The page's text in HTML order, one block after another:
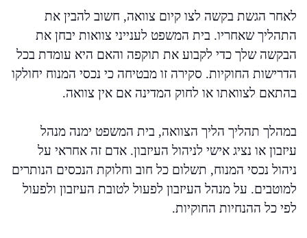
לאחר הגשת בקשה לצו קיום צוואה, חשוב להבין את
התהליך שאחריו. בית המשפט לענייני צוואות יבחן את
הבקשה שלך כדי לקבוע את תוקפה והאם היא עומדת בכל
הדרישות החוקיות. סקירה זו מבטיחה כי נכסי המנוח יחולקו
בהתאם לצוואתו או לחוק המדינה אם אין צוואה.
במהלך תהליך הליך הצוואה, בית המשפט ימנה מנהל
עיזבון או נציג אישי לניהול העיזבון. אדם זה אחראי על
ניהול נכסי המנוח, תשלום כל חוב וחלוקת הנכסים הנותרים
למוטבים. על מנהל העיזבון לפעול לטובת העיזבון ולפעול
לפי כל ההנחיות החוקיות.